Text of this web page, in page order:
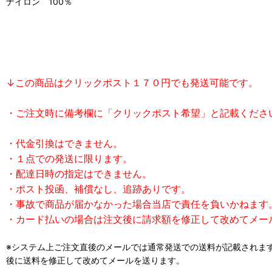
↓この商品はクリックポスト１７０円でも発送可能です。
・ご注文時に備考欄に「クリックポスト希望」と記載くださ
・代金引換はできません。
・１点での発送に限ります。
・配達日時の指定はできません。
・ポスト投函、補償なし、追跡ありです。
・事故で商品が届かなかった場合当店で責任を負いかねます。
・カード払いの場合は注文後に請求額を修正して改めてメー
※システム上ご注文直後のメールでは通常発送での送料が記載されま
後に送料を修正して改めてメールを送ります。